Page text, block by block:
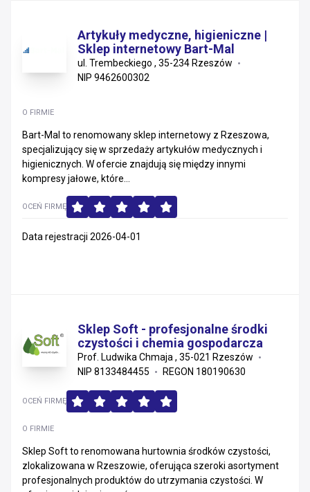
Artykuły medyczne, higieniczne |
Sklep internetowy Bart-Mal
ul. Trembeckiego , 35-234 Rzeszów
NIP 9462600302
O FIRMIE
Bart-Mal to renomowany sklep internetowy z Rzeszowa,
specjalizujący się w sprzedaży artykułów medycznych i
higienicznych. W ofercie znajdują się między innymi
kompresy jałowe, które...
OCEŃ FIRMĘ
Data rejestracji 2026-04-01
Sklep Soft - profesjonalne środki
czystości i chemia gospodarcza
Prof. Ludwika Chmaja , 35-021 Rzeszów
NIP 8133484455
REGON 180190630
O FIRMIE
Sklep Soft to renomowana hurtownia środków czystości,
zlokalizowana w Rzeszowie, oferująca szeroki asortyment
profesjonalnych produktów do utrzymania czystości. W
OCEŃ FIRMĘ